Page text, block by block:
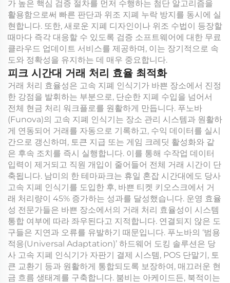
가 높은 핵심 검증 절차를 먼저 수행하는 첨단 알고리즘을
활용함으로써 빠른 판단과 위조 지폐 누락 방지를 동시에 실
현합니다. 또한, 새로운 지폐 디자인이나 위조 수법이 등장할
때마다 즉각 대응할 수 있도록 검증 소프트웨어에 대한 무료
클라우드 업데이트 서비스를 제공하며, 이는 장기적으로 속
도와 정확성을 유지하는 데 매우 중요합니다.
피크 시간대 거래 처리 효율 최적화
거래 처리 효율성은 고속 지폐 인식기가 바쁜 장소에서 진정
한 강점을 발휘하는 부분으로, 단순한 지폐 수입을 넘어서
전체 현금 처리 워크플로를 원활하게 만듭니다. 푸노바
(Funova)의 고속 지폐 인식기는 장소 관리 시스템과 원활하
게 연동되어 거래를 자동으로 기록하고, 수익 데이터를 실시
간으로 갱신하며, 토큰 지급 또는 게임 크레딧 활성화와 같
은 후속 조치를 즉시 실행합니다. 이를 통해 수작업 데이터
입력이 제거되고 직원 개입이 줄어들어 전체 거래 시간이 단
축됩니다. 남미의 한 테마파크는 휴일 혼잡 시간대에도 당사
고속 지폐 인식기를 도입한 후, 바쁜 티켓 키오스크에서 거
래 처리량이 45% 증가하는 성과를 달성했습니다. 운영 효율
성 전문가들은 바쁜 장소에서의 거래 처리 효율성이 시스템
통합 여부에 따라 좌우된다고 지적합니다. 연결되지 않은 도
구들은 지연과 오류를 유발하기 때문입니다. 푸노바의 ‘범용
적응(Universal Adaptation)’ 하드웨어 도킹 솔루션은 당
사 고속 지폐 인식기가 자판기 결제 시스템, POS 단말기, 토
큰 교환기 등과 원활하게 통합되도록 보장하여, 매끄러운 현
금 흐름 생태계를 구축합니다. 붐비는 아케이드든, 북적이는